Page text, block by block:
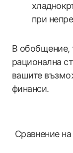
при
В обобщение,
рационална
вашите
финанси.
Сравнение